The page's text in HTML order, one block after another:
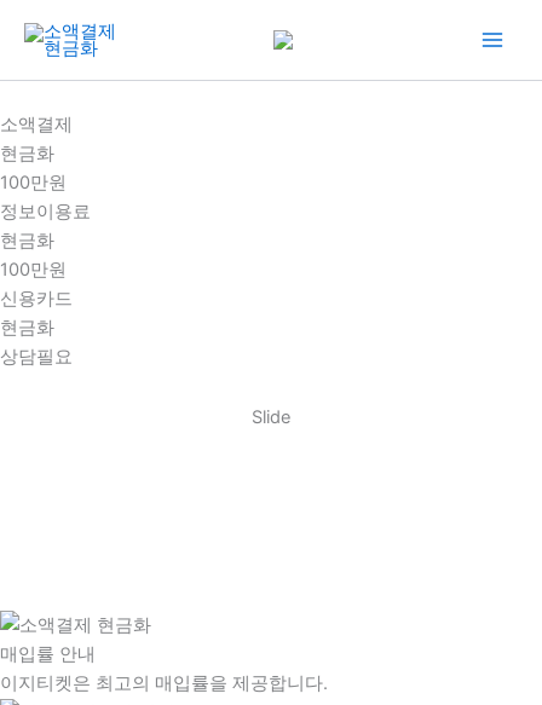
건
너
뛰
기
소액결제
현금화
100만원
정보이용료
현금화
100만원
신용카드
현금화
상담필요
Slide
매입률 안내
이지티켓은 최고의 매입률을 제공합니다.